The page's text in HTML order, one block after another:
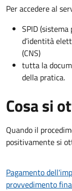
Per accedere al
SPID
d’identità
(CNS)
tutta la
della pratica.
Cosa si
Quando il
positivamente si
Pagamento
provvedimento